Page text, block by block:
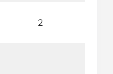
2